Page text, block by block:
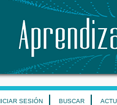
SESIÓN BUSCAR